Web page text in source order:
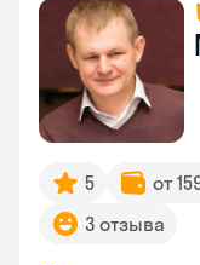
5 от
3 отзыва